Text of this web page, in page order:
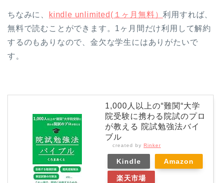
ちなみに、 kindle unlimited(１ヶ月無料）利用すれば、
無料で読むことができます。1ヶ月間だけ利用して解約
するのもありなので、金欠な学生にはありがたいで
す。
1,000人以上の“難関“大学
院受験に携わる院試のプロ
が教える 院試勉強法バイ
ブル
created by Rinker
Kindle Amazon
楽天市場